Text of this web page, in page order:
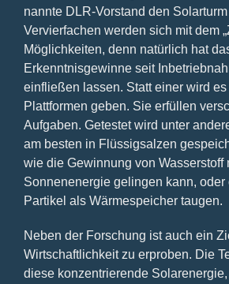
nannte DLR-Vorstand den
Vervierfachen werden sich mit dem
Möglichkeiten, denn natürlich hat
Erkenntnisgewinne seit
einfließen lassen. Statt einer wird
Plattformen geben. Sie erfüllen
Aufgaben. Getestet wird unter
am besten in Flüssigsalzen
wie die Gewinnung von Wasserstoff
Sonnenenergie gelingen kann, oder
Partikel als Wärmespeicher taugen.
Neben der Forschung ist auch ein
Wirtschaftlichkeit zu erproben. Die
diese konzentrierende